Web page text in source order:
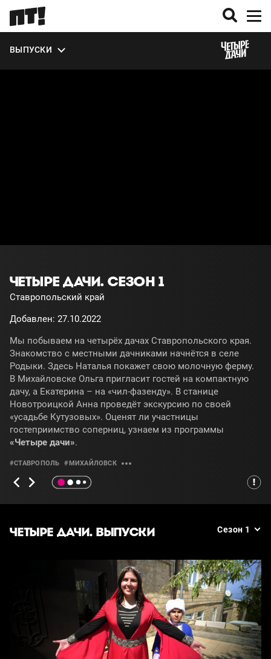
ВЫПУСКИ
О СЕЗОНЕ
ЧЕТЫРЕ ДАЧИ. СЕЗОН 1
Ставропольский край
Добавлен: 27.10.2022
Мы побываем на четырёх дачах Ставропольского края.
Знакомство с местными дачниками начнётся в селе
Родыки. Здесь Наталья покажет свою молочную ферму.
В Михайловске Ольга пригласит гостей на компактную
дачу, а Екатерина – на «чил-фазенду». В станице
Новотроицкой Анна проведёт экскурсию по своей
«усадьбе Кутузовых». Оценят ли участницы
гостеприимство соперниц, узнаем из программы
«Четыре дачи».
#СТАВРОПОЛЬ #МИХАЙЛОВСК
ЧЕТЫРЕ ДАЧИ. ВЫПУСКИ Сезон 1